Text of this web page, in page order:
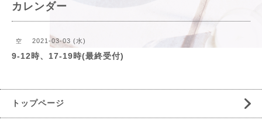
カレンダー
空 2021-03-03 (水)
9-12時、17-19時(最終受付)
トップページ